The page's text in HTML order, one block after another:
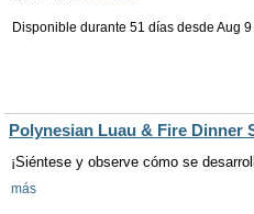
Disponible durante 51 días desde Aug 9
Polynesian Luau & Fire Dinner
¡Siéntese y observe cómo se
más